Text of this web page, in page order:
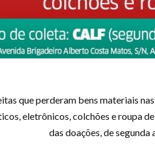
que perderam bens materiais
eletrônicos, colchões e roupa
das doações, de segunda